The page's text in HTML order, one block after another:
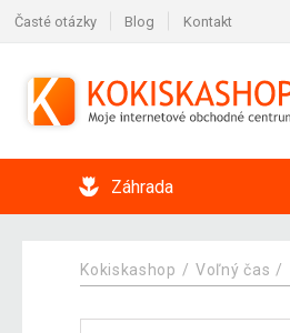
Časté otázky Blog Kontakt
Záhrada
Kokiskashop Voľný čas